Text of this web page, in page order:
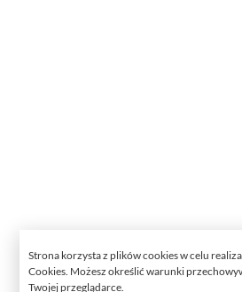
Strona korzysta z plików cookies w celu
Cookies. Możesz określić warunki
Twojej przeglądarce.